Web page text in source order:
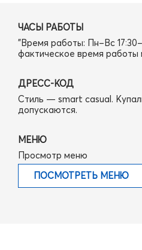
ЧАСЫ РАБОТЫ
"Время работы: Пн–Вс
фактическое время работы
ДРЕСС-КОД
Стиль — smart casual.
допускаются.
МЕНЮ
Просмотр меню
ПОСМОТРЕТЬ МЕНЮ